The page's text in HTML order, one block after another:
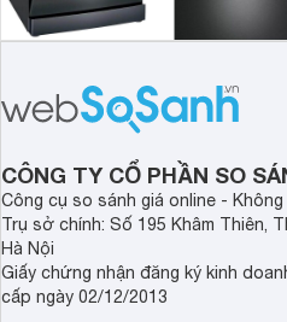
Chúng tôi hy vọng rằng qua
làm được những mẻ rau mầm
CÔNG TY CỔ PHẦN SO
Công cụ so sánh giá online - Không
Trụ sở chính: Số 195 Khâm Thiên,
Hà Nội
Giấy chứng nhận đăng ký kinh
cấp ngày 02/12/2013